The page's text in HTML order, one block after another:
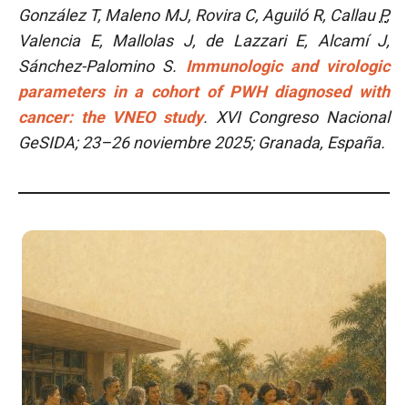
González T, Maleno MJ, Rovira C, Aguiló R, CallauP,
Valencia E, Mallolas J, de Lazzari E, Alcamí J,
Sánchez-Palomino S. Immunologic and virologic
parameters in a cohort of PWH diagnosed with
cancer: the VNEO study. XVI Congreso Nacional
GeSIDA; 23–26 noviembre 2025; Granada, España.